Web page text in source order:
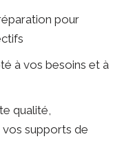
pour
à vos besoins et à
qualité,
supports de